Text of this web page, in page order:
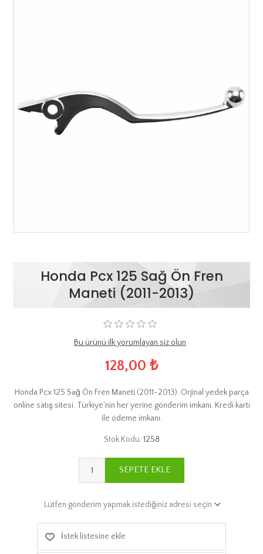
Honda Pcx 125 Sağ Ön Fren
Maneti (2011-2013)
Bu ürünü ilk yorumlayan siz olun
128,00 ₺
Honda Pcx 125 Sağ Ön Fren Maneti (2011-2013). Orjinal yedek parça
online satış sitesi. Türkiye'nin her yerine gönderim imkanı. Kredi kartı
ile ödeme imkanı.
Stok Kodu: 1258
SEPETE EKLE
Lütfen gönderim yapmak istediğiniz adresi seçin
İstek listesine ekle